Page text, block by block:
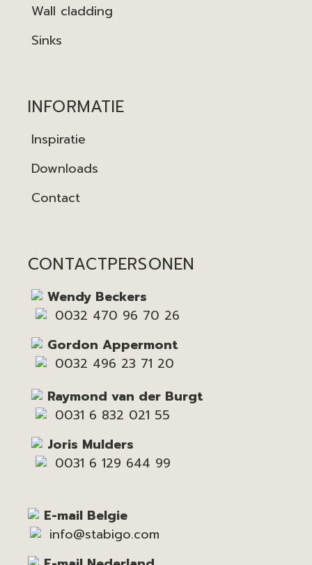
Wall cladding
Sinks
INFORMATIE
Inspiratie
Downloads
Contact
CONTACTPERSONEN
Wendy Beckers
0032 470 96 70 26
Gordon Appermont
0032 496 23 71 20
Raymond van der Burgt
0031 6 832 021 55
Joris Mulders
0031 6 129 644 99
E-mail Belgie
info@stabigo.com